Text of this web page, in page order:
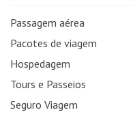
Passagem aérea
Pacotes de viagem
Hospedagem
Tours e Passeios
Seguro Viagem